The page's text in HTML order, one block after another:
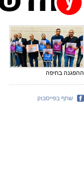
ההפגנה בחיפה
שתף בפייסבוק